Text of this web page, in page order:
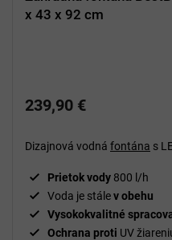
x 43 x 92 cm
239,90 €
Dizajnová vodná fontána s
Prietok vody 800 l/h
Voda je stálev obehu
Vysokokvalitné
Ochrana proti UV